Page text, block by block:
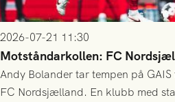
2026-07-21 11:30
Motståndarkollen: FC
Andy Bolander tar tempen på
FC Nordsjælland. En klubb med